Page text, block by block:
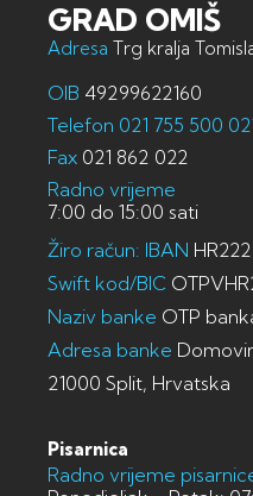
GRAD OMIŠ
Adresa Trg kralja
OIB 49299622160
Telefon 021 755 500
Fax 021 862 022
Radno vrijeme
7:00 do 15:00 sati
Žiro račun: IBAN
Swift kod/BIC
Naziv banke OTP
Adresa banke
21000 Split, Hrvatska
Pisarnica
Radno vrijeme